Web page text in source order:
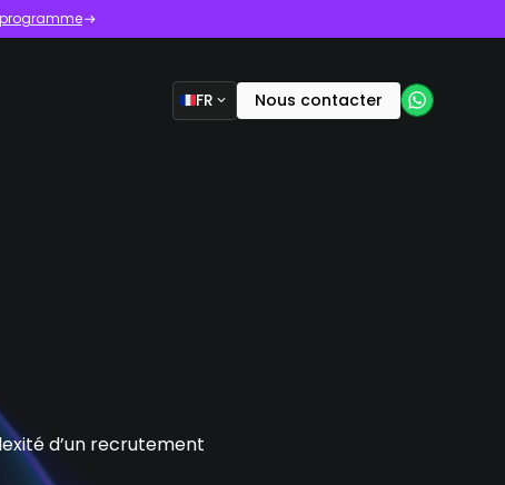
FR Nous contacter
d’un recrutement